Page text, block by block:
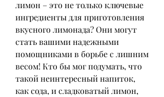
лимон – это не только ключевые
ингредиенты для приготовления
вкусного лимонада? Они могут
стать вашими надежными
помощниками в борьбе с лишним
весом! Кто бы мог подумать, что
такой неинтересный напиток,
как сода, и сладковатый лимон,